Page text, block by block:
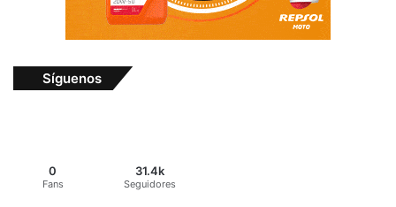
Síguenos
0
Fans
31.4k
Seguidores